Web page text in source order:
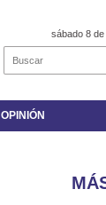
sábado 8
OPINIÓN